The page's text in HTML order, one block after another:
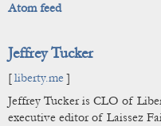
Atom feed
Jeffrey Tucker
[liberty.me ]
Jeffrey Tucker is CLO of
executive editor of Laissez